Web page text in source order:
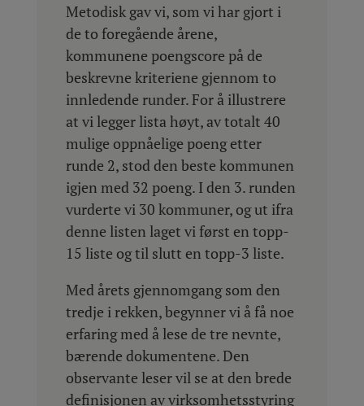
Metodisk gav vi, som vi har gjort i
de to foregående årene,
kommunene poengscore på de
beskrevne kriteriene gjennom to
innledende runder. For å illustrere
at vi legger lista høyt, av totalt 40
mulige oppnåelige poeng etter
runde 2, stod den beste kommunen
igjen med 32 poeng. I den 3. runden
vurderte vi 30 kommuner, og ut ifra
denne listen laget vi først en topp-
15 liste og til slutt en topp-3 liste.
Med årets gjennomgang som den
tredje i rekken, begynner vi å få noe
erfaring med å lese de tre nevnte,
bærende dokumentene. Den
observante leser vil se at den brede
definisjonen av virksomhetsstyring